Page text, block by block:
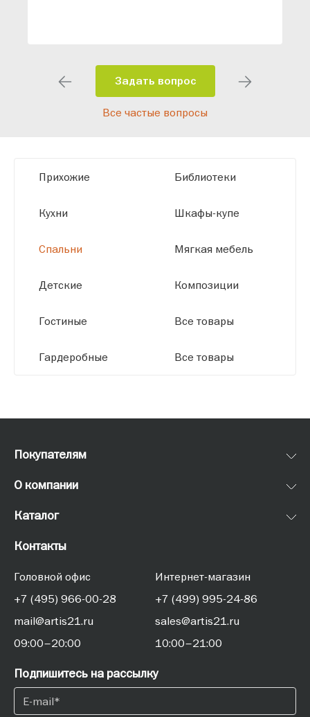
помещения и личные пожелания.
Благодаря современному
высокотехнологичному оборудованию
размерам.
Задать вопрос
Все частые вопросы
Прихожие
Кухни
Спальни
Детские
Гостиные
Гардеробные
Библиотеки
Шкафы-купе
Мягкая мебель
Композиции
Все товары
Все товары
Покупателям
О компании
Каталог
Контакты
Головной офис
+7 (495) 966-00-28
mail@artis21.ru
09:00–20:00
Интернет-магазин
+7 (499) 995-24-86
sales@artis21.ru
10:00–21:00
Подпишитесь на рассылку